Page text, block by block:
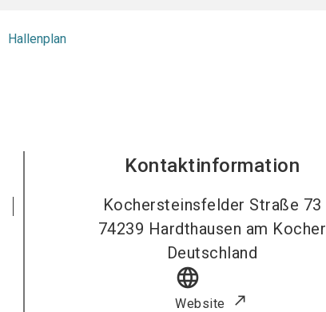
Hallenplan
Kontaktinformation
Kochersteinsfelder Straße 73
74239 Hardthausen am Kocher
Deutschland
language
Website